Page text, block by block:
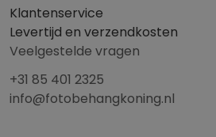
Klantenservice
Levertijd en verzendkosten
Veelgestelde vragen
+31 85 401 2325
info@fotobehangkoning.nl